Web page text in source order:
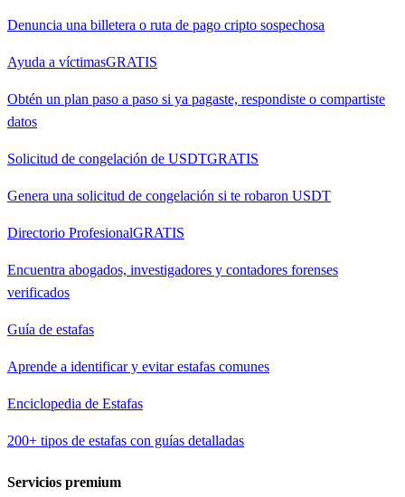
Denuncia una billetera o ruta de pago cripto sospechosa
Ayuda a víctimasGRATIS
Obtén un plan paso a paso si ya pagaste, respondiste o compartiste
datos
Solicitud de congelación de USDTGRATIS
Genera una solicitud de congelación si te robaron USDT
Directorio ProfesionalGRATIS
Encuentra abogados, investigadores y contadores forenses
verificados
Guía de estafas
Aprende a identificar y evitar estafas comunes
Enciclopedia de Estafas
200+ tipos de estafas con guías detalladas
Servicios premium